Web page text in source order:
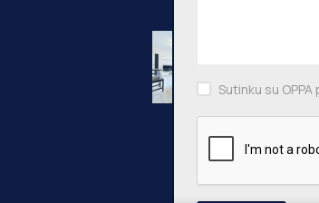
54m², 3
Sutinku su